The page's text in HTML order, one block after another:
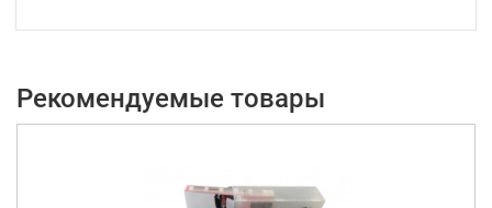
Рекомендуемые товары